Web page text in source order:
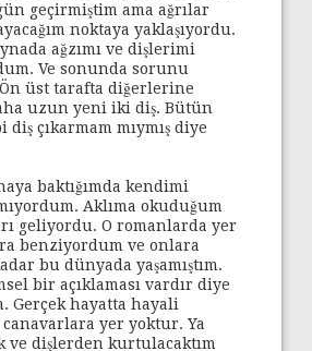
geçirmiştim ama ağrılar
noktaya yaklaşıyordu.
ağzımı ve dişlerimi
Ve sonunda sorunu
üst tarafta diğerlerine
uzun yeni iki diş. Bütün
diş çıkarmam mıymış diye
baktığımda kendimi
Aklıma okuduğum
geliyordu. O romanlarda yer
benziyordum ve onlara
bu dünyada yaşamıştım.
bir açıklaması vardır diye
Gerçek hayatta hayali
yer yoktur. Ya
ve dişlerden kurtulacaktım